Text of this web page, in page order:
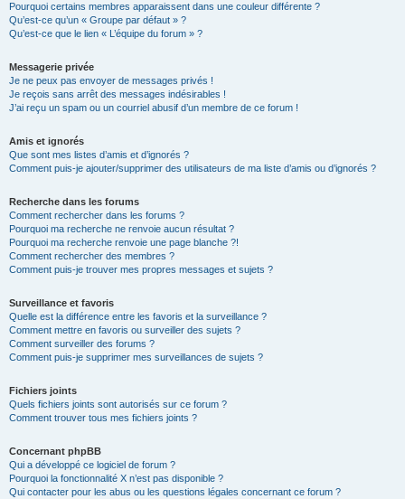
Pourquoi certains membres apparaissent dans une couleur différente ?
Qu’est-ce qu’un « Groupe par défaut » ?
Qu’est-ce que le lien « L’équipe du forum » ?
Messagerie privée
Je ne peux pas envoyer de messages privés !
Je reçois sans arrêt des messages indésirables !
J’ai reçu un spam ou un courriel abusif d’un membre de ce forum !
Amis et ignorés
Que sont mes listes d’amis et d’ignorés ?
Comment puis-je ajouter/supprimer des utilisateurs de ma liste d’amis ou d’ignorés ?
Recherche dans les forums
Comment rechercher dans les forums ?
Pourquoi ma recherche ne renvoie aucun résultat ?
Pourquoi ma recherche renvoie une page blanche ?!
Comment rechercher des membres ?
Comment puis-je trouver mes propres messages et sujets ?
Surveillance et favoris
Quelle est la différence entre les favoris et la surveillance ?
Comment mettre en favoris ou surveiller des sujets ?
Comment surveiller des forums ?
Comment puis-je supprimer mes surveillances de sujets ?
Fichiers joints
Quels fichiers joints sont autorisés sur ce forum ?
Comment trouver tous mes fichiers joints ?
Concernant phpBB
Qui a développé ce logiciel de forum ?
Pourquoi la fonctionnalité X n’est pas disponible ?
Qui contacter pour les abus ou les questions légales concernant ce forum ?